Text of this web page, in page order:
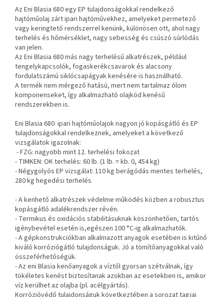
Az Eni Blasia 680 egy EP tulajdonságokkal rendelkező
hajtóműolaj zárt ipari hajtóművekhez, amelyeket permetező
vagy keringtető rendszerrel kenünk, különösen ott, ahol nagy
terhelés és hőmérséklet, nagy sebesség és csúszó súrlódás
van jelen.
Az Eni Blasia 680 más nagy terhelésű alkatrészek, például
tengelykapcsolók, fogaskerékcsavarok és alacsony
fordulatszámú siklócsapágyak kenésére is használható.
A termék nem mérgező hatású, mert nem tartalmaz ólom
komponenseket, így alkalmazható olajköd kenésű
rendszerekben is.
Eni Blasia 680 ipari hajtóműolajok nagyon jó kopásgátló és EP
tulajdonságokkal rendelkeznek, amelyeket a következő
vizsgálatok igazolnak:
- FZG: nagyobb mint 12. terhelési fokozat
- TIMKEN: OK terhelés: 60 lb. (1 lb. = kb. 0, 454 kg)
- Négygolyós EP vizsgálat: 110 kg berágódás mentes terhelés,
280 kg hegedési terhelés
- A kenhető alkatrészek védelme működés közben a robusztus
kopásgátló adalékrendszer révén.
- Termikus és oxidációs stabilitásuknak köszönhetően, tartós
igénybevétel esetén is,egészen 100 °C-ig alkalmazhatók.
- A gépkonstrukciókban alkalmazott anyagok esetében is kitűnő
kiváló korróziógátló tulajdonságuk. Jó a tömítőanyagokkal való
összeférhetőségük.
- Az eni Blasia kenőanyagok a víztől gyorsan szétválnak, így
tökéletes kenést biztosítanak azokban az esetekben is, amikor
víz kerülhet az olajba (pl. acélgyártás).